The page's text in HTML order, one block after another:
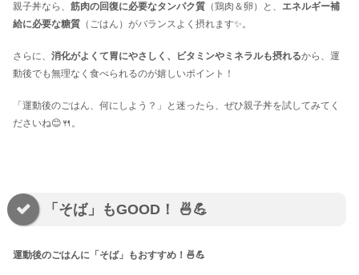
親子丼なら、 筋肉の回復に必要なタンパク質 （鶏肉＆卵）と、 エネルギー補
給に必要な糖質 （ごはん）がバランスよく摂れます✨。
さらに、 消化がよくて胃にやさしく、ビタミンやミネラルも摂れるから、運
動後でも無理なく食べられるのが嬉しいポイント！
「運動後のごはん、何にしよう？」と迷ったら、ぜひ親子丼を試してみてく
ださいね😊🍴。
「そば」もGOOD！ 🍜💪
運動後のごはんに「そば」もおすすめ！🍜💪